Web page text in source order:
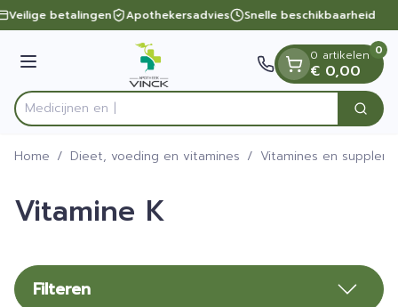
Ga naar de inhoud
1 van 1
Veilige betalingen Apothekersadvies Snelle beschikbaarheid
Menu
Product, merk, categorie... Zoek
0 artikelen
€ 0,00
0
Home / Dieet, voeding en vitamines / Vitamines en
Vitamine K
Filteren